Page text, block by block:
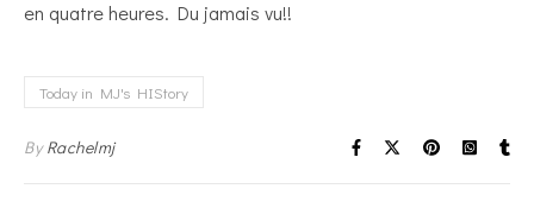
en quatre heures. Du jamais vu!!
Today in MJ's HIStory
ByRachelmj